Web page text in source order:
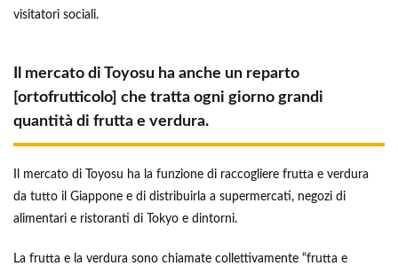
visitatori sociali.
Il mercato di Toyosu ha anche un reparto
[ortofrutticolo] che tratta ogni giorno grandi
quantità di frutta e verdura.
Il mercato di Toyosu ha la funzione di raccogliere frutta e verdura
da tutto il Giappone e di distribuirla a supermercati, negozi di
alimentari e ristoranti di Tokyo e dintorni.
La frutta e la verdura sono chiamate collettivamente “frutta e